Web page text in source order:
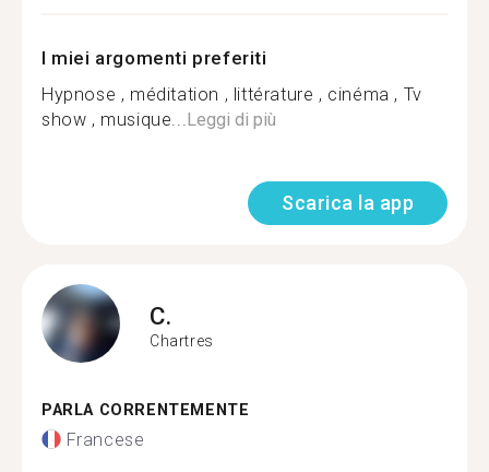
I miei argomenti preferiti
Hypnose , méditation , littérature , cinéma , Tv
show , musique...Leggi di più
Scarica la app
C.
Chartres
PARLA CORRENTEMENTE
Francese